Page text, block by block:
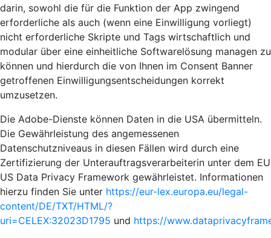
darin, sowohl die für die Funktion der App zwingend
erforderliche als auch (wenn eine Einwilligung vorliegt)
nicht erforderliche Skripte und Tags wirtschaftlich und
modular über eine einheitliche Softwarelösung managen zu
können und hierdurch die von Ihnen im Consent Banner
getroffenen Einwilligungsentscheidungen korrekt
umzusetzen.
Die Adobe-Dienste können Daten in die USA übermitteln.
Die Gewährleistung des angemessenen
Datenschutzniveaus in diesen Fällen wird durch eine
Zertifizierung der Unterauftragsverarbeiterin unter dem EU
US Data Privacy Framework gewährleistet. Informationen
hierzu finden Sie unter https://eur-lex.europa.eu/legal-
content/DE/TXT/HTML/?
uri=CELEX:32023D1795 und https://